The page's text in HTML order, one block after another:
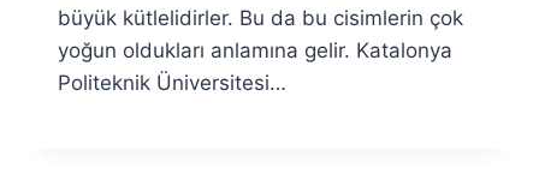
büyük kütlelidirler. Bu da bu cisimlerin çok
yoğun oldukları anlamına gelir. Katalonya
Politeknik Üniversitesi…